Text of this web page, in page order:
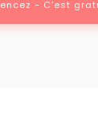
- C’est